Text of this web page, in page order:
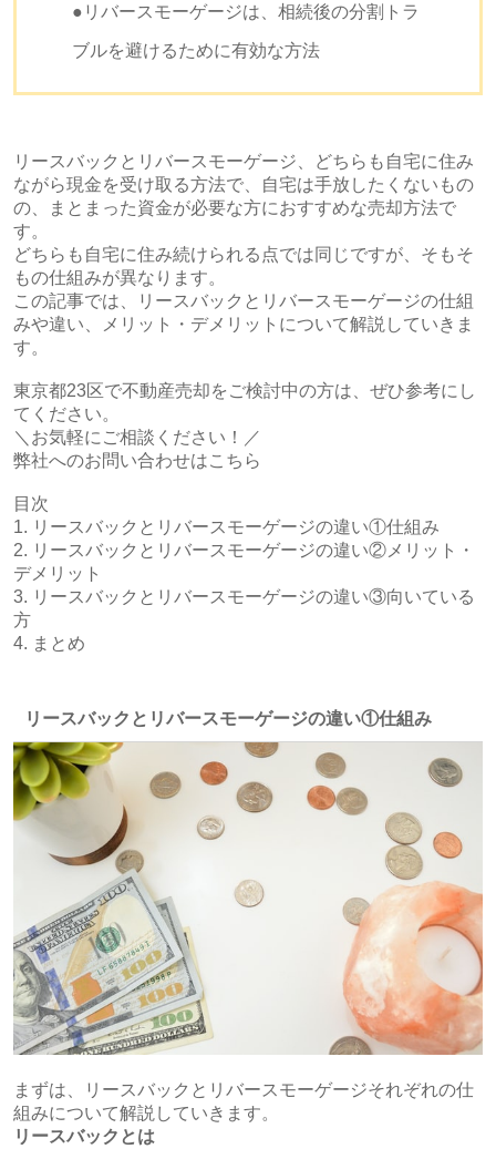
●リバースモーゲージは、相続後の分割トラ
ブルを避けるために有効な方法
リースバックとリバースモーゲージ、どちらも自宅に住み
ながら現金を受け取る方法で、自宅は手放したくないもの
の、まとまった資金が必要な方におすすめな売却方法で
す。
どちらも自宅に住み続けられる点では同じですが、そもそ
もの仕組みが異なります。
この記事では、リースバックとリバースモーゲージの仕組
みや違い、メリット・デメリットについて解説していきま
す。
東京都23区で不動産売却をご検討中の方は、ぜひ参考にし
てください。
＼お気軽にご相談ください！／
弊社へのお問い合わせはこちら
目次
1. リースバックとリバースモーゲージの違い①仕組み
2. リースバックとリバースモーゲージの違い②メリット・
デメリット
3. リースバックとリバースモーゲージの違い③向いている
方
4. まとめ
リースバックとリバースモーゲージの違い①仕組み
まずは、リースバックとリバースモーゲージそれぞれの仕
組みについて解説していきます。
リースバックとは